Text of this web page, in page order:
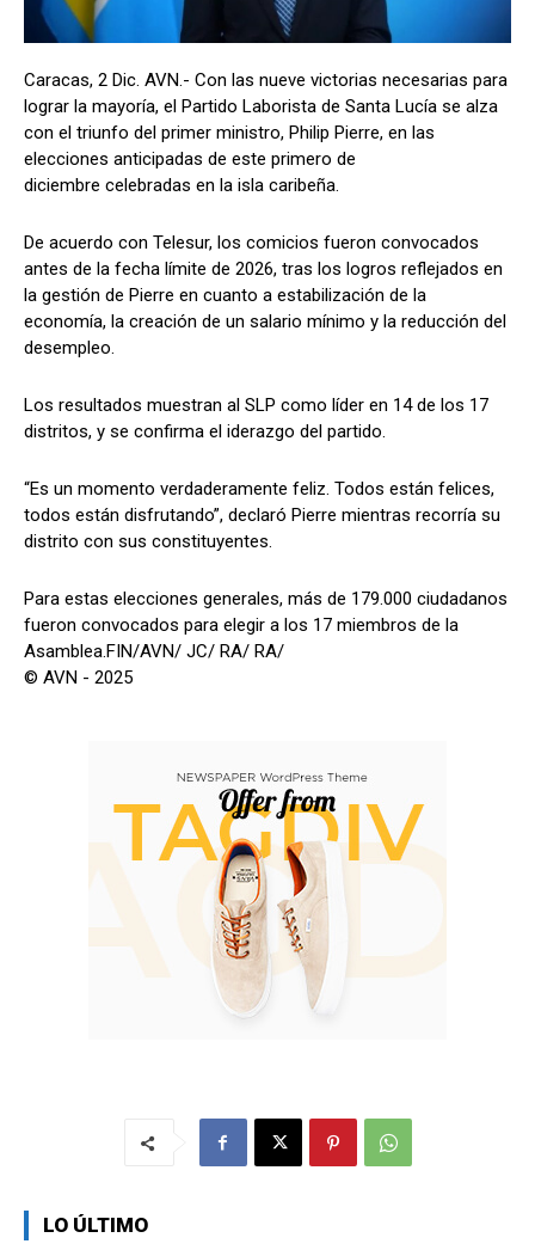
Caracas, 2 Dic. AVN.- Con las nueve victorias necesarias para
lograr la mayoría, el Partido Laborista de Santa Lucía se alza
con el triunfo del primer ministro, Philip Pierre, en las
elecciones anticipadas de este primero de
diciembre celebradas en la isla caribeña.
De acuerdo con Telesur, los comicios fueron convocados
antes de la fecha límite de 2026, tras los logros reflejados en
la gestión de Pierre en cuanto a estabilización de la
economía, la creación de un salario mínimo y la reducción del
desempleo.
Los resultados muestran al SLP como líder en 14 de los 17
distritos, y se confirma el iderazgo del partido.
“Es un momento verdaderamente feliz. Todos están felices,
todos están disfrutando”, declaró Pierre mientras recorría su
distrito con sus constituyentes.
Para estas elecciones generales, más de 179.000 ciudadanos
fueron convocados para elegir a los 17 miembros de la
Asamblea.FIN/AVN/ JC/ RA/ RA/
© AVN - 2025
LO ÚLTIMO